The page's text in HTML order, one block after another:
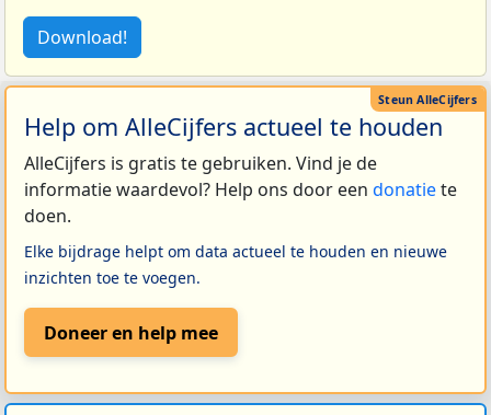
Download!
Help om AlleCijfers actueel te houden
AlleCijfers is gratis te gebruiken. Vind je de
informatie waardevol? Help ons door een donatiete
doen.
Elke bijdrage helpt om data actueel te houden en nieuwe
inzichten toe te voegen.
Doneer en help mee